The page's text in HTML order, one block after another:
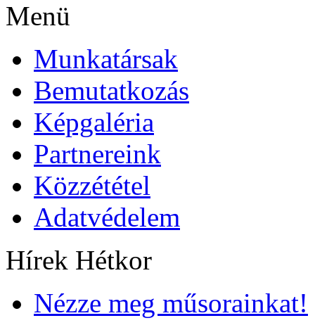
Menü
Munkatársak
Bemutatkozás
Képgaléria
Partnereink
Közzététel
Adatvédelem
Hírek Hétkor
Nézze meg műsorainkat!